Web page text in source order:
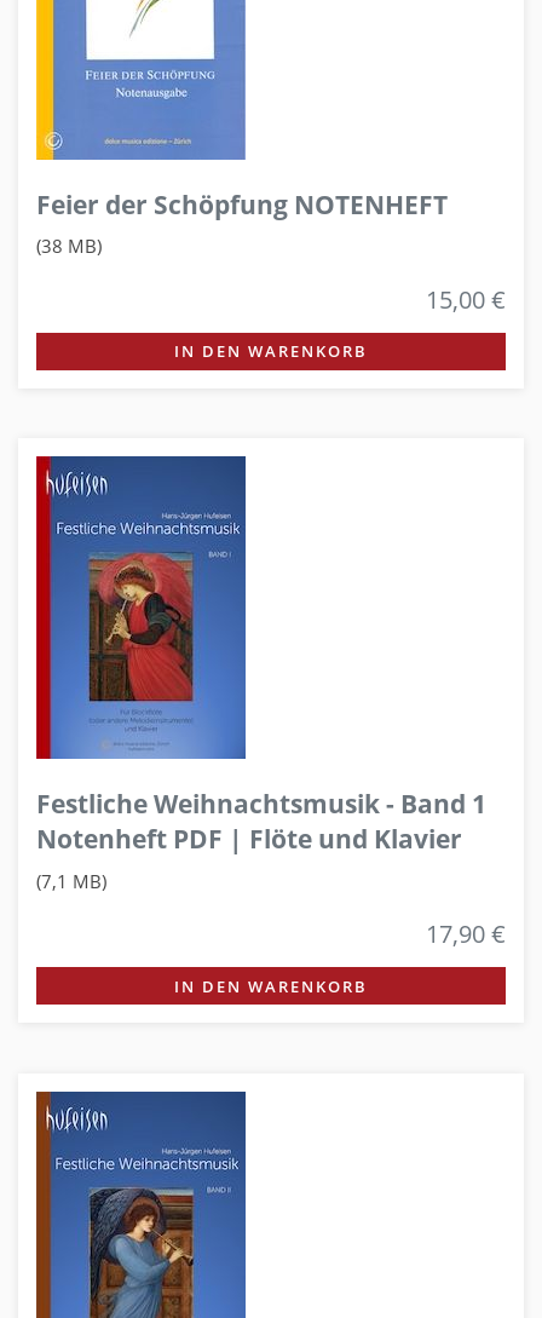
Feier der Schöpfung NOTENHEFT
(38 MB)
15,00 €
IN DEN WARENKORB
Festliche Weihnachtsmusik - Band 1
Notenheft PDF | Flöte und Klavier
(7,1 MB)
17,90 €
IN DEN WARENKORB